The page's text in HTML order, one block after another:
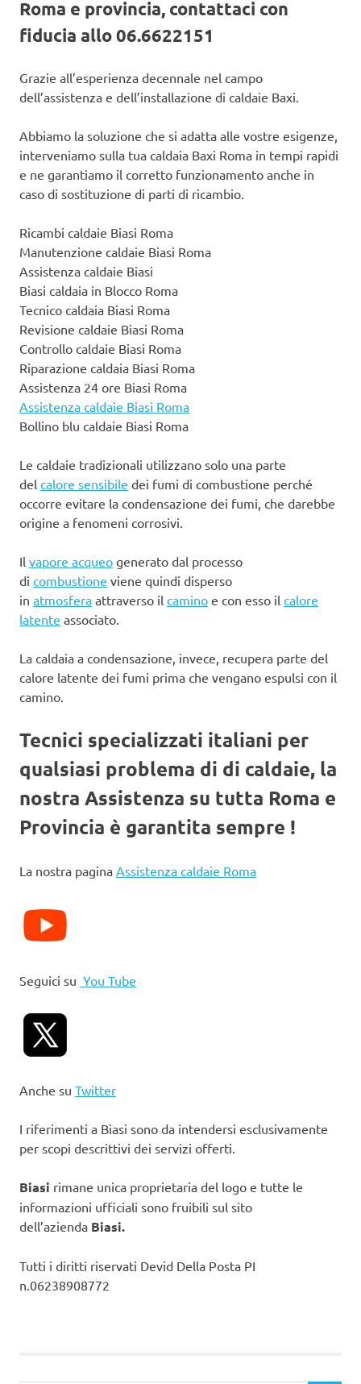
Roma e provincia, contattaci con
fiducia allo 06.6622151
Grazie all’esperienza decennale nel campo
dell’assistenza e dell’installazione di caldaie Baxi.
Abbiamo la soluzione che si adatta alle vostre esigenze,
interveniamo sulla tua caldaia Baxi Roma in tempi rapidi
e ne garantiamo il corretto funzionamento anche in
caso di sostituzione di parti di ricambio.
Ricambi caldaie Biasi Roma
Manutenzione caldaie Biasi Roma
Assistenza caldaie Biasi
Biasi caldaia in Blocco Roma
Tecnico caldaia Biasi Roma
Revisione caldaie Biasi Roma
Controllo caldaie Biasi Roma
Riparazione caldaia Biasi Roma
Assistenza 24 ore Biasi Roma
Assistenza caldaie Biasi Roma
Bollino blu caldaie Biasi Roma
Le caldaie tradizionali utilizzano solo una parte
del calore sensibile dei fumi di combustione perché
occorre evitare la condensazione dei fumi, che darebbe
origine a fenomeni corrosivi.
Il vapore acqueo generato dal processo
di combustione viene quindi disperso
in atmosfera attraverso il camino e con esso il calore
latente associato.
La caldaia a condensazione, invece, recupera parte del
calore latente dei fumi prima che vengano espulsi con il
camino.
Tecnici specializzati italiani per
qualsiasi problema di di caldaie, la
nostra Assistenza su tutta Roma e
Provincia è garantita sempre !
La nostra pagina Assistenza caldaie Roma
Seguici su You Tube
Anche su Twitter
I riferimenti a Biasi sono da intendersi esclusivamente
per scopi descrittivi dei servizi offerti.
Biasi rimane unica proprietaria del logo e tutte le
informazioni ufficiali sono fruibili sul sito
dell’azienda Biasi.
Tutti i diritti riservati Devid Della Posta PI
n.06238908772